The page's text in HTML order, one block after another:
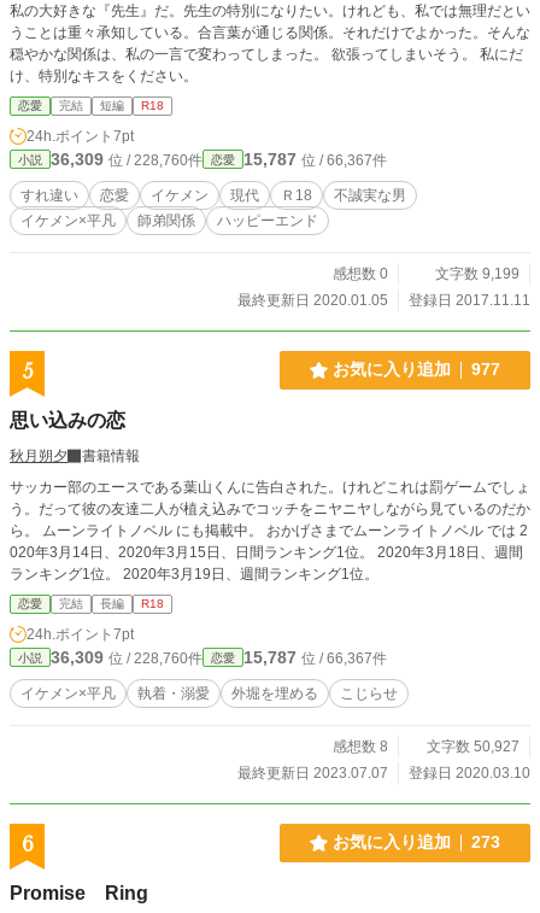
私の大好きな『先生』だ。先生の特別になりたい。けれども、私では無理だとい
うことは重々承知している。合言葉が通じる関係。それだけでよかった。そんな
穏やかな関係は、私の一言で変わってしまった。 欲張ってしまいそう。 私にだ
け、特別なキスをください。
恋愛 完結 短編 R18
24h.ポイント 7pt
小説 36,309 位 / 228,760件 恋愛 15,787 位 / 66,367件
すれ違い 恋愛 イケメン 現代 Ｒ18
不誠実な男
イケメン×平凡
師弟関係 ハッピーエンド
感想数 0
文字数 9,199
最終更新日 2020.01.05
登録日 2017.11.11
5 お気に入り追加 977
思い込みの恋
秋月朔夕
書籍情報
サッカー部のエースである葉山くんに告白された。けれどこれは罰ゲームでしょ
う。だって彼の友達二人が植え込みでコッチをニヤニヤしながら見ているのだか
ら。 ムーンライトノベル にも掲載中。 おかげさまでムーンライトノベル では 2
020年3月14日、2020年3月15日、日間ランキング1位。 2020年3月18日、週間
ランキング1位。 2020年3月19日、週間ランキング1位。
恋愛 完結 長編 R18
24h.ポイント 7pt
小説 36,309 位 / 228,760件 恋愛 15,787 位 / 66,367件
イケメン×平凡 執着・溺愛 外堀を埋める こじらせ
感想数 8
文字数 50,927
最終更新日 2023.07.07
登録日 2020.03.10
6 お気に入り追加 273
Promise Ring